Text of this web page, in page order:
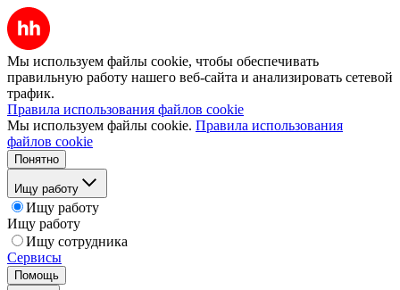
Мы используем файлы cookie, чтобы обеспечивать
правильную работу нашего веб-сайта и анализировать сетевой
трафик.
Правила использования файлов cookie
Мы используем файлы cookie. Правила использования
файлов cookie
Понятно
Ищу работу
Ищу работу
Ищу работу
Ищу сотрудника
Сервисы
Помощь